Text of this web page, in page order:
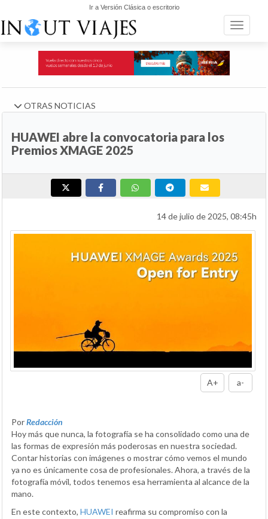
Ir a Versión Clásica o escritorio
Toggle
OTRAS NOTICIAS
HUAWEI abre la convocatoria para los
Premios XMAGE 2025
14 de julio de 2025, 08:45h
A+ a-
PorRedacción
Hoy más que nunca, la fotografía se ha consolidado como una de
las formas de expresión más poderosas en nuestra sociedad.
Contar historias con imágenes o mostrar cómo vemos el mundo
ya no es únicamente cosa de profesionales. Ahora, a través de la
fotografía móvil, todos tenemos esa herramienta al alcance de la
mano.
En este contexto, HUAWEI reafirma su compromiso con la